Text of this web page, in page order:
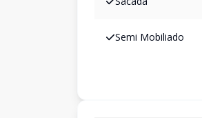
Semi Mobiliado